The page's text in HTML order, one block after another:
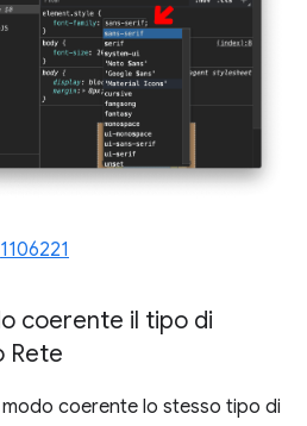
1106221
coerente il tipo di
Rete
coerente lo stesso tipo di